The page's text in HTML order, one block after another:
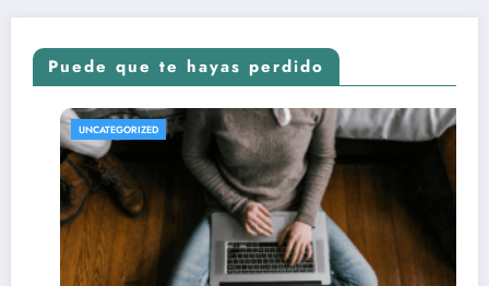
Puede que te hayas perdido
REVISTA DE CINE | NOTICIAS, IMÁGENES,
UNCATEGORIZED